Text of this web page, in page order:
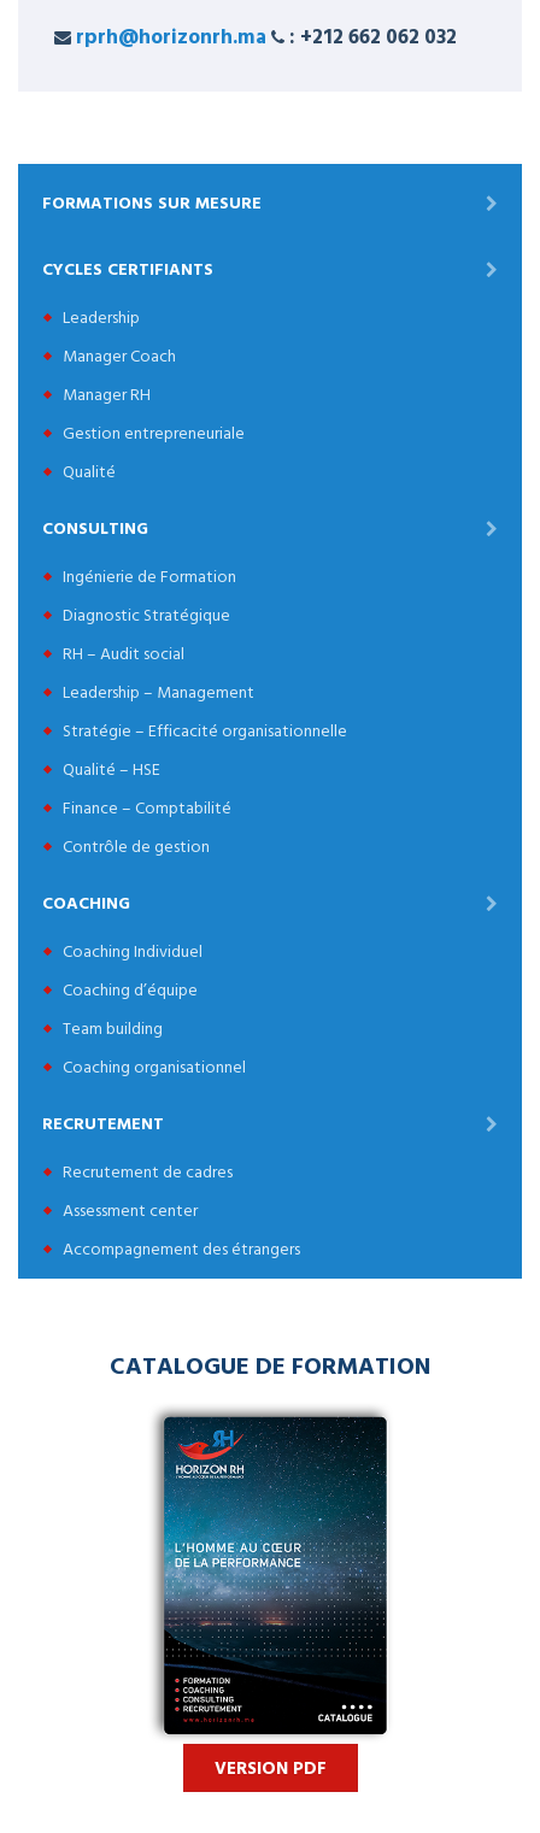
rprh@horizonrh.ma : +212 662 062 032
FORMATIONS SUR MESURE
CYCLES CERTIFIANTS
Leadership
Manager Coach
Manager RH
Gestion entrepreneuriale
Qualité
CONSULTING
Ingénierie de Formation
Diagnostic Stratégique
RH – Audit social
Leadership – Management
Stratégie – Efficacité organisationnelle
Qualité – HSE
Finance – Comptabilité
Contrôle de gestion
COACHING
Coaching Individuel
Coaching d’équipe
Team building
Coaching organisationnel
RECRUTEMENT
Recrutement de cadres
Assessment center
Accompagnement des étrangers
CATALOGUE DE FORMATION
VERSION PDF